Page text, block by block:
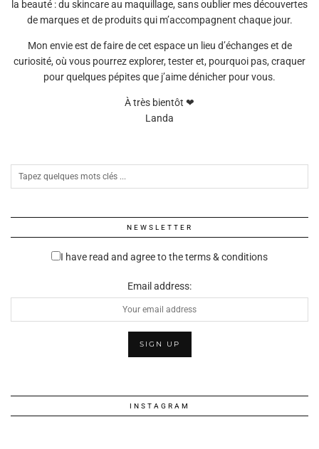
la beauté : du skincare au maquillage, sans oublier mes découvertes
de marques et de produits qui m’accompagnent chaque jour.
Mon envie est de faire de cet espace un lieu d’échanges et de
curiosité, où vous pourrez explorer, tester et, pourquoi pas, craquer
pour quelques pépites que j’aime dénicher pour vous.
À très bientôt ❤
Landa
NEWSLETTER
I have read and agree to the terms & conditions
Email address:
INSTAGRAM